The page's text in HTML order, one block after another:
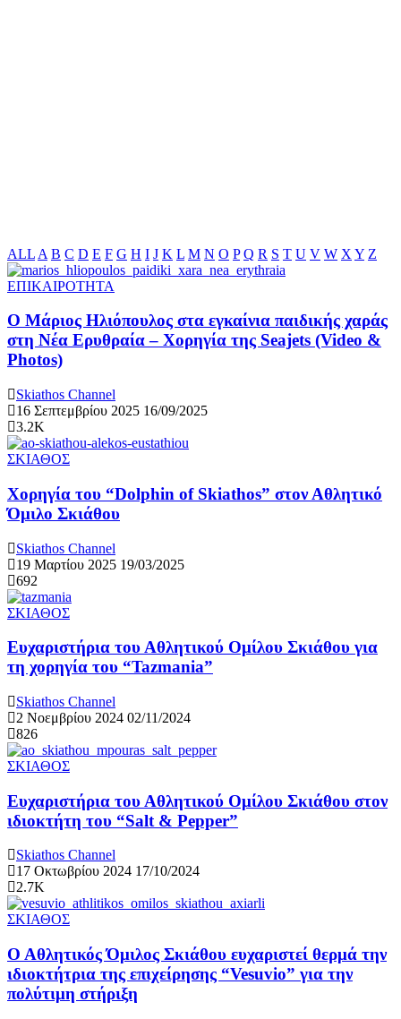
ALL A B C D E F G H I J K L M N O P Q R S T U V W X Y Z
ΕΠΙΚΑΙΡΟΤΗΤΑ
Ο Μάριος Ηλιόπουλος στα εγκαίνια παιδικής χαράς
στη Νέα Ερυθραία – Χορηγία της Seajets (Video &
Photos)
Skiathos Channel
16 Σεπτεμβρίου 2025 16/09/2025
3.2K
ΣΚΙΑΘΟΣ
Χορηγία του “Dolphin of Skiathos” στον Αθλητικό
Όμιλο Σκιάθου
Skiathos Channel
19 Μαρτίου 2025 19/03/2025
692
ΣΚΙΑΘΟΣ
Ευχαριστήρια του Αθλητικού Ομίλου Σκιάθου για
τη χορηγία του “Tazmania”
Skiathos Channel
2 Νοεμβρίου 2024 02/11/2024
826
ΣΚΙΑΘΟΣ
Ευχαριστήρια του Αθλητικού Ομίλου Σκιάθου στον
ιδιοκτήτη του “Salt & Pepper”
Skiathos Channel
17 Οκτωβρίου 2024 17/10/2024
2.7K
ΣΚΙΑΘΟΣ
Ο Αθλητικός Όμιλος Σκιάθου ευχαριστεί θερμά την
ιδιοκτήτρια της επιχείρησης “Vesuvio” για την
πολύτιμη στήριξη